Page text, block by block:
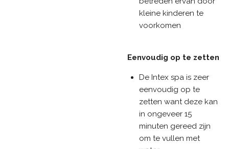
kleine kinderen te
voorkomen
Eenvoudig op te zetten
De Intex spa is zeer
eenvoudig op te
zetten want deze kan
in ongeveer 15
minuten gereed zijn
om te vullen met